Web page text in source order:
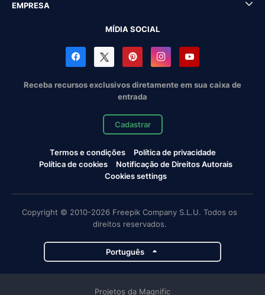
EMPRESA
MÍDIA SOCIAL
Receba recursos exclusivos diretamente em sua caixa de
entrada
Cadastrar
Termos e condições
Política de privacidade
Política de cookies
Notificação de Direitos Autorais
Cookies settings
Copyright © 2010-2026 Freepik Company S.L.U. Todos os
direitos reservados.
Português
Projetos da Magnific